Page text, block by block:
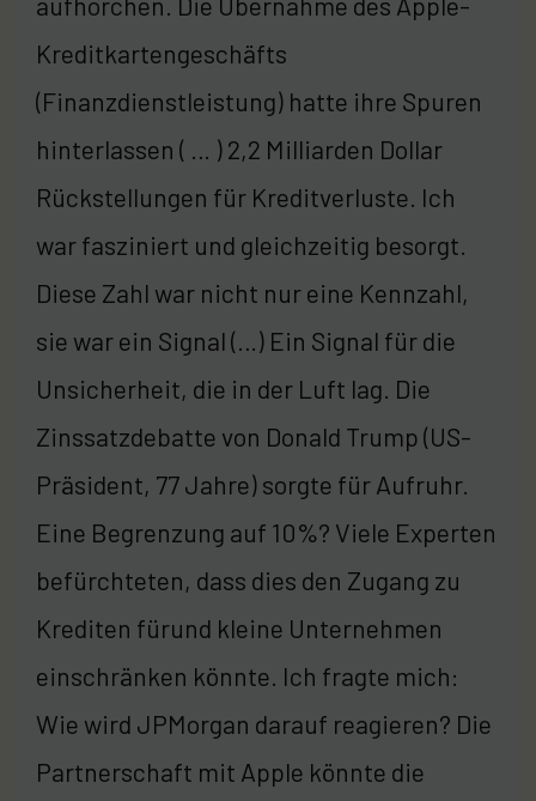
Kreditkartengeschäfts
(Finanzdienstleistung) hatte ihre Spuren
hinterlassen ( … ) 2,2 Milliarden Dollar
Rückstellungen für Kreditverluste. Ich
war fasziniert und gleichzeitig besorgt.
Diese Zahl war nicht nur eine Kennzahl,
sie war ein Signal (…) Ein Signal für die
Unsicherheit, die in der Luft lag. Die
Zinssatzdebatte von Donald Trump (US-
Präsident, 77 Jahre) sorgte für Aufruhr.
Eine Begrenzung auf 10%? Viele Experten
befürchteten, dass dies den Zugang zu
Krediten fürund kleine Unternehmen
einschränken könnte. Ich fragte mich:
Wie wird JPMorgan darauf reagieren? Die
Partnerschaft mit Apple könnte die